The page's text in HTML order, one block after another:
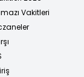
Vakitleri